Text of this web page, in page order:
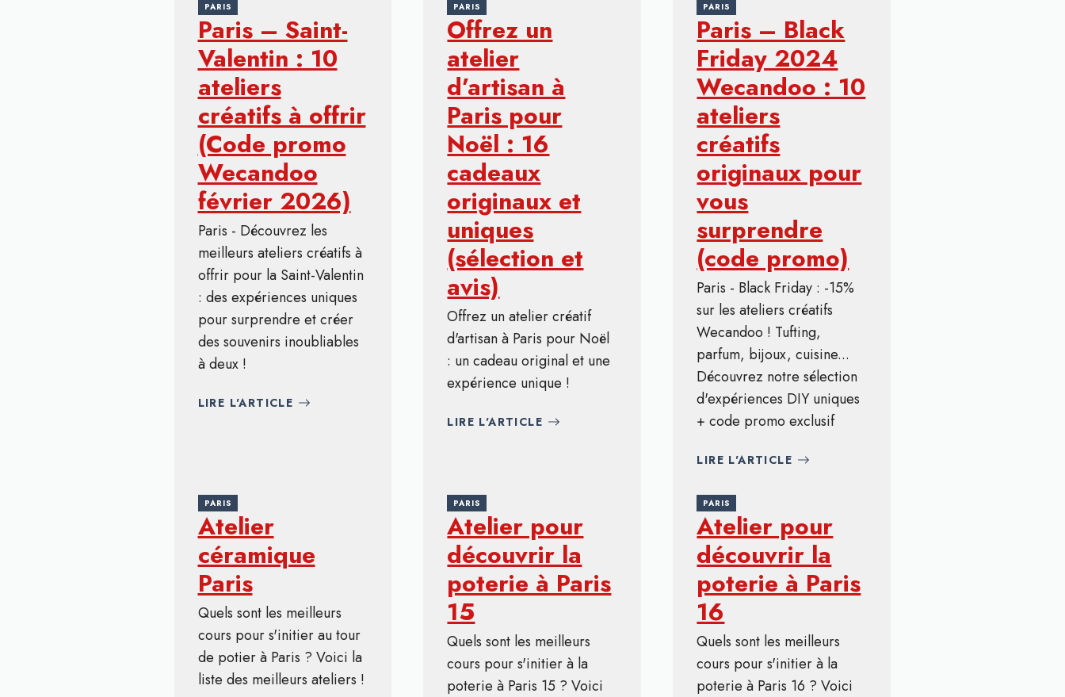
PARIS
Paris – Saint-
Valentin : 10
ateliers
créatifs à offrir
(Code promo
Wecandoo
février 2026)
Paris - Découvrez les
meilleurs ateliers créatifs à
offrir pour la Saint-Valentin
: des expériences uniques
pour surprendre et créer
des souvenirs inoubliables
à deux !
LIRE L'ARTICLE
PARIS
Offrez un
atelier
d’artisan à
Paris pour
Noël : 16
cadeaux
originaux et
uniques
(sélection et
avis)
Offrez un atelier créatif
d'artisan à Paris pour Noël
: un cadeau original et une
expérience unique !
LIRE L'ARTICLE
PARIS
Paris – Black
Friday 2024
Wecandoo : 10
ateliers
créatifs
originaux pour
vous
surprendre
(code promo)
Paris - Black Friday : -15%
sur les ateliers créatifs
Wecandoo ! Tufting,
parfum, bijoux, cuisine...
Découvrez notre sélection
d'expériences DIY uniques
+ code promo exclusif
LIRE L'ARTICLE
PARIS
Atelier
céramique
Paris
Quels sont les meilleurs
cours pour s'initier au tour
de potier à Paris ? Voici la
liste des meilleurs ateliers !
PARIS
Atelier pour
découvrir la
poterie à Paris
15
Quels sont les meilleurs
cours pour s'initier à la
poterie à Paris 15 ? Voici
PARIS
Atelier pour
découvrir la
poterie à Paris
16
Quels sont les meilleurs
cours pour s'initier à la
poterie à Paris 16 ? Voici